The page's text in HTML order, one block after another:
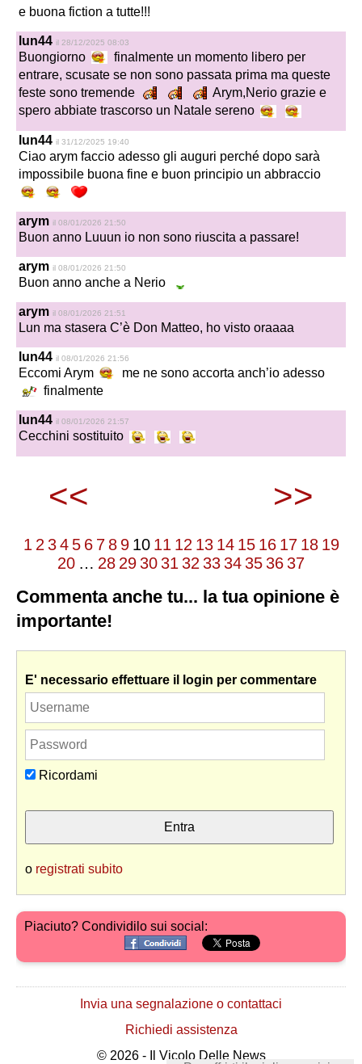
e buona fiction a tutte!!!
lun44 il 28/12/2025 08:03
Buongiorno
finalmente un momento libero per
entrare, scusate se non sono passata prima ma queste
feste sono tremende
Arym,Nerio grazie e
spero abbiate trascorso un Natale sereno
lun44 il 31/12/2025 19:40
Ciao arym faccio adesso gli auguri perché dopo sarà
impossibile buona fine e buon principio un abbraccio
arym il 08/01/2026 21:50
Buon anno Luuun io non sono riuscita a passare!
arym il 08/01/2026 21:50
Buon anno anche a Nerio
arym il 08/01/2026 21:51
Lun ma stasera C’è Don Matteo, ho visto oraaaa
lun44 il 08/01/2026 21:56
Eccomi Arym
me ne sono accorta anch’io adesso
finalmente
lun44 il 08/01/2026 21:57
Cecchini sostituito
<< >>
1 2 3 4 5 6 7 8 9 10 11 12 13 14 15 16 17 18 19
20 … 28 29 30 31 32 33 34 35 36 37
Commenta anche tu... la tua opinione è
importante!
E' necessario effettuare il login per commentare
Ricordami
o registrati subito
Piaciuto? Condividilo sui social:
Invia una segnalazione o contattaci
Richiedi assistenza
© 2026 - Il Vicolo Delle News